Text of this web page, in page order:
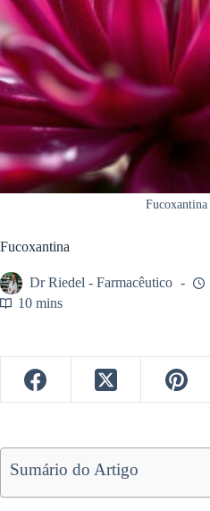
Fucoxantina
Fucoxantina
Dr Riedel - Farmacêutico
10 mins
Sumário do Artigo